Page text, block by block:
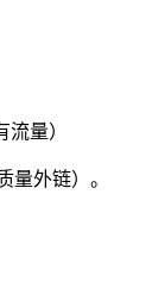
量）
量外链）。